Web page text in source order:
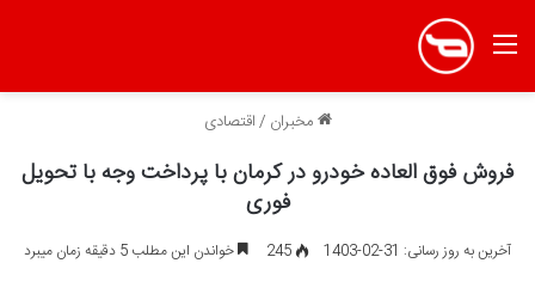
منو
مخبران /اقتصادی
فروش فوق العاده خودرو در کرمان با پرداخت وجه با تحویل
فوری
آخرین به روز رسانی: 31-02-1403 245 خواندن این مطلب 5 دقیقه زمان میبرد